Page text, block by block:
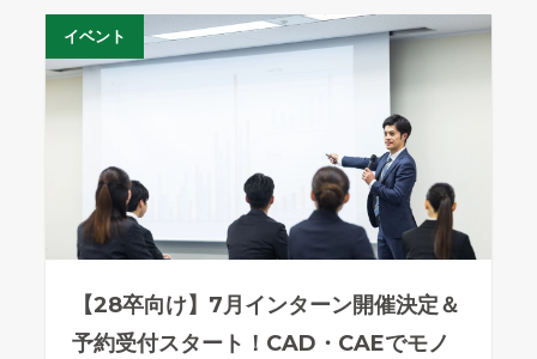
イベント
【28卒向け】7月インターン開催決定＆
予約受付スタート！CAD・CAEでモノ